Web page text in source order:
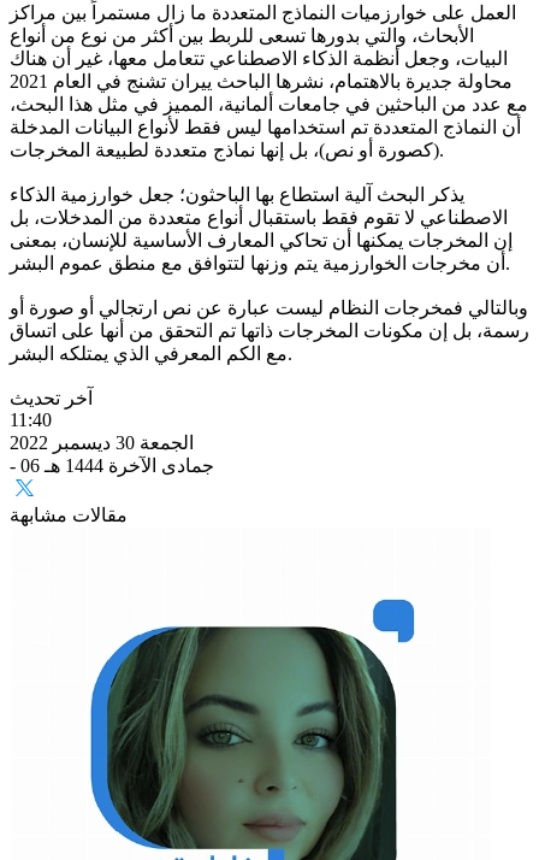
العمل على خوارزميات النماذج المتعددة ما زال مستمراً بين مراكز
الأبحاث، والتي بدورها تسعى للربط بين أكثر من نوع من أنواع
البيات، وجعل أنظمة الذكاء الاصطناعي تتعامل معها، غير أن هناك
محاولة جديرة بالاهتمام، نشرها الباحث ييران تشنج في العام 2021
مع عدد من الباحثين في جامعات ألمانية، المميز في مثل هذا البحث،
أن النماذج المتعددة تم استخدامها ليس فقط لأنواع البيانات المدخلة
(كصورة أو نص)، بل إنها نماذج متعددة لطبيعة المخرجات.
يذكر البحث آلية استطاع بها الباحثون؛ جعل خوارزمية الذكاء
الاصطناعي لا تقوم فقط باستقبال أنواع متعددة من المدخلات، بل
إن المخرجات يمكنها أن تحاكي المعارف الأساسية للإنسان، بمعنى
أن مخرجات الخوارزمية يتم وزنها لتتوافق مع منطق عموم البشر.
وبالتالي فمخرجات النظام ليست عبارة عن نص ارتجالي أو صورة أو
رسمة، بل إن مكونات المخرجات ذاتها تم التحقق من أنها على اتساق
مع الكم المعرفي الذي يمتلكه البشر.
آخر تحديث
11:40
الجمعة 30 ديسمبر 2022
- 06 جمادى الآخرة 1444 هـ
مقالات مشابهة